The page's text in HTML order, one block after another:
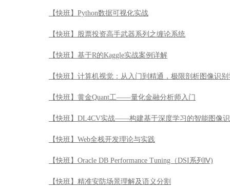
【快班】Python数据可视化实战
【快班】股票投资高手武器系列之缠论系统
【快班】基于R的Kaggle实战案例详解
【快班】计算机视觉：从入门到精通，极限剖析图像识
【快班】黄金Quant工——量化金融分析师入门
【快班】DL4CV实战——构建基于深度学习的智能图像
【快班】Web全栈开发理论与实践
【快班】Oracle DB Performance Tuning（DSI系列Ⅳ)
【快班】精准安防场景理解及语义分割